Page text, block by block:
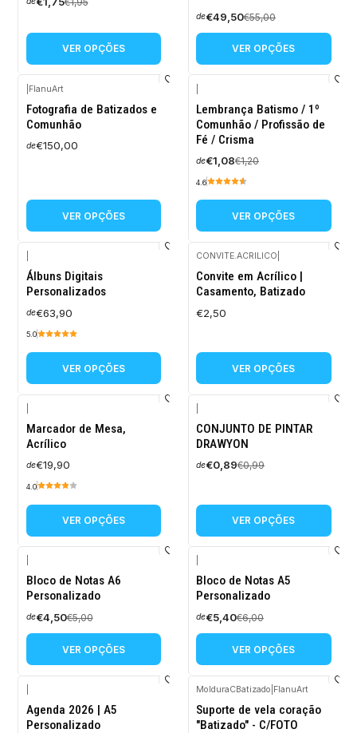
VER OPÇÕES
de€49,50€55,00
VER OPÇÕES
FlanuArt
Fotografia de Batizados e
Comunhão
de€150,00
VER OPÇÕES
-10%
DESCONTO
Lembrança Batismo / 1º
Comunhão / Profissão de
Fé / Crisma
de€1,08€1,20
4.6
VER OPÇÕES
Álbuns Digitais
Personalizados
de€63,90
5.0
VER OPÇÕES
CONVITE.ACRILICO
Convite em Acrílico |
Casamento, Batizado
€2,50
VER OPÇÕES
Marcador de Mesa,
Acrílico
de€19,90
4.0
VER OPÇÕES
-10%
DESCONTO
CONJUNTO DE PINTAR
DRAWYON
de€0,89€0,99
VER OPÇÕES
-10%
DESCONTO
Bloco de Notas A6
Personalizado
de€4,50€5,00
VER OPÇÕES
-10%
DESCONTO
Bloco de Notas A5
Personalizado
de€5,40€6,00
VER OPÇÕES
-10%
DESCONTO
Agenda 2026 | A5
Personalizado
-10%
DESCONTO
MolduraCBatizado FlanuArt
Suporte de vela coração
"Batizado" - C/FOTO